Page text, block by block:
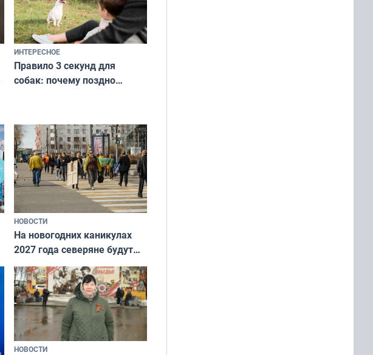
ИНТЕРЕСНОЕ
Правило 3 секунд для
собак: почему поздно
питомцу всё сразу и без
криков
НОВОСТИ
На новогодних каникулах
2027 года северяне будут
отдыхать 11 дней
НОВОСТИ